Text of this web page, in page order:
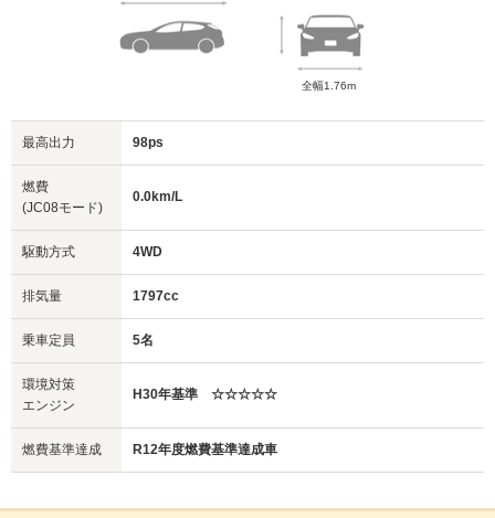
全幅1.76m
最高出力 98ps
燃費
(JC08モード)
0.0km/L
駆動方式 4WD
排気量 1797cc
乗車定員 5名
環境対策
エンジン
H30年基準 ☆☆☆☆☆
燃費基準達成 R12年度燃費基準達成車